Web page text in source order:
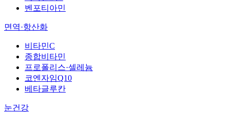
벤포티아민
면역·항산화
비타민C
종합비타민
프로폴리스·셀레늄
코엔자임Q10
베타글루칸
눈건강